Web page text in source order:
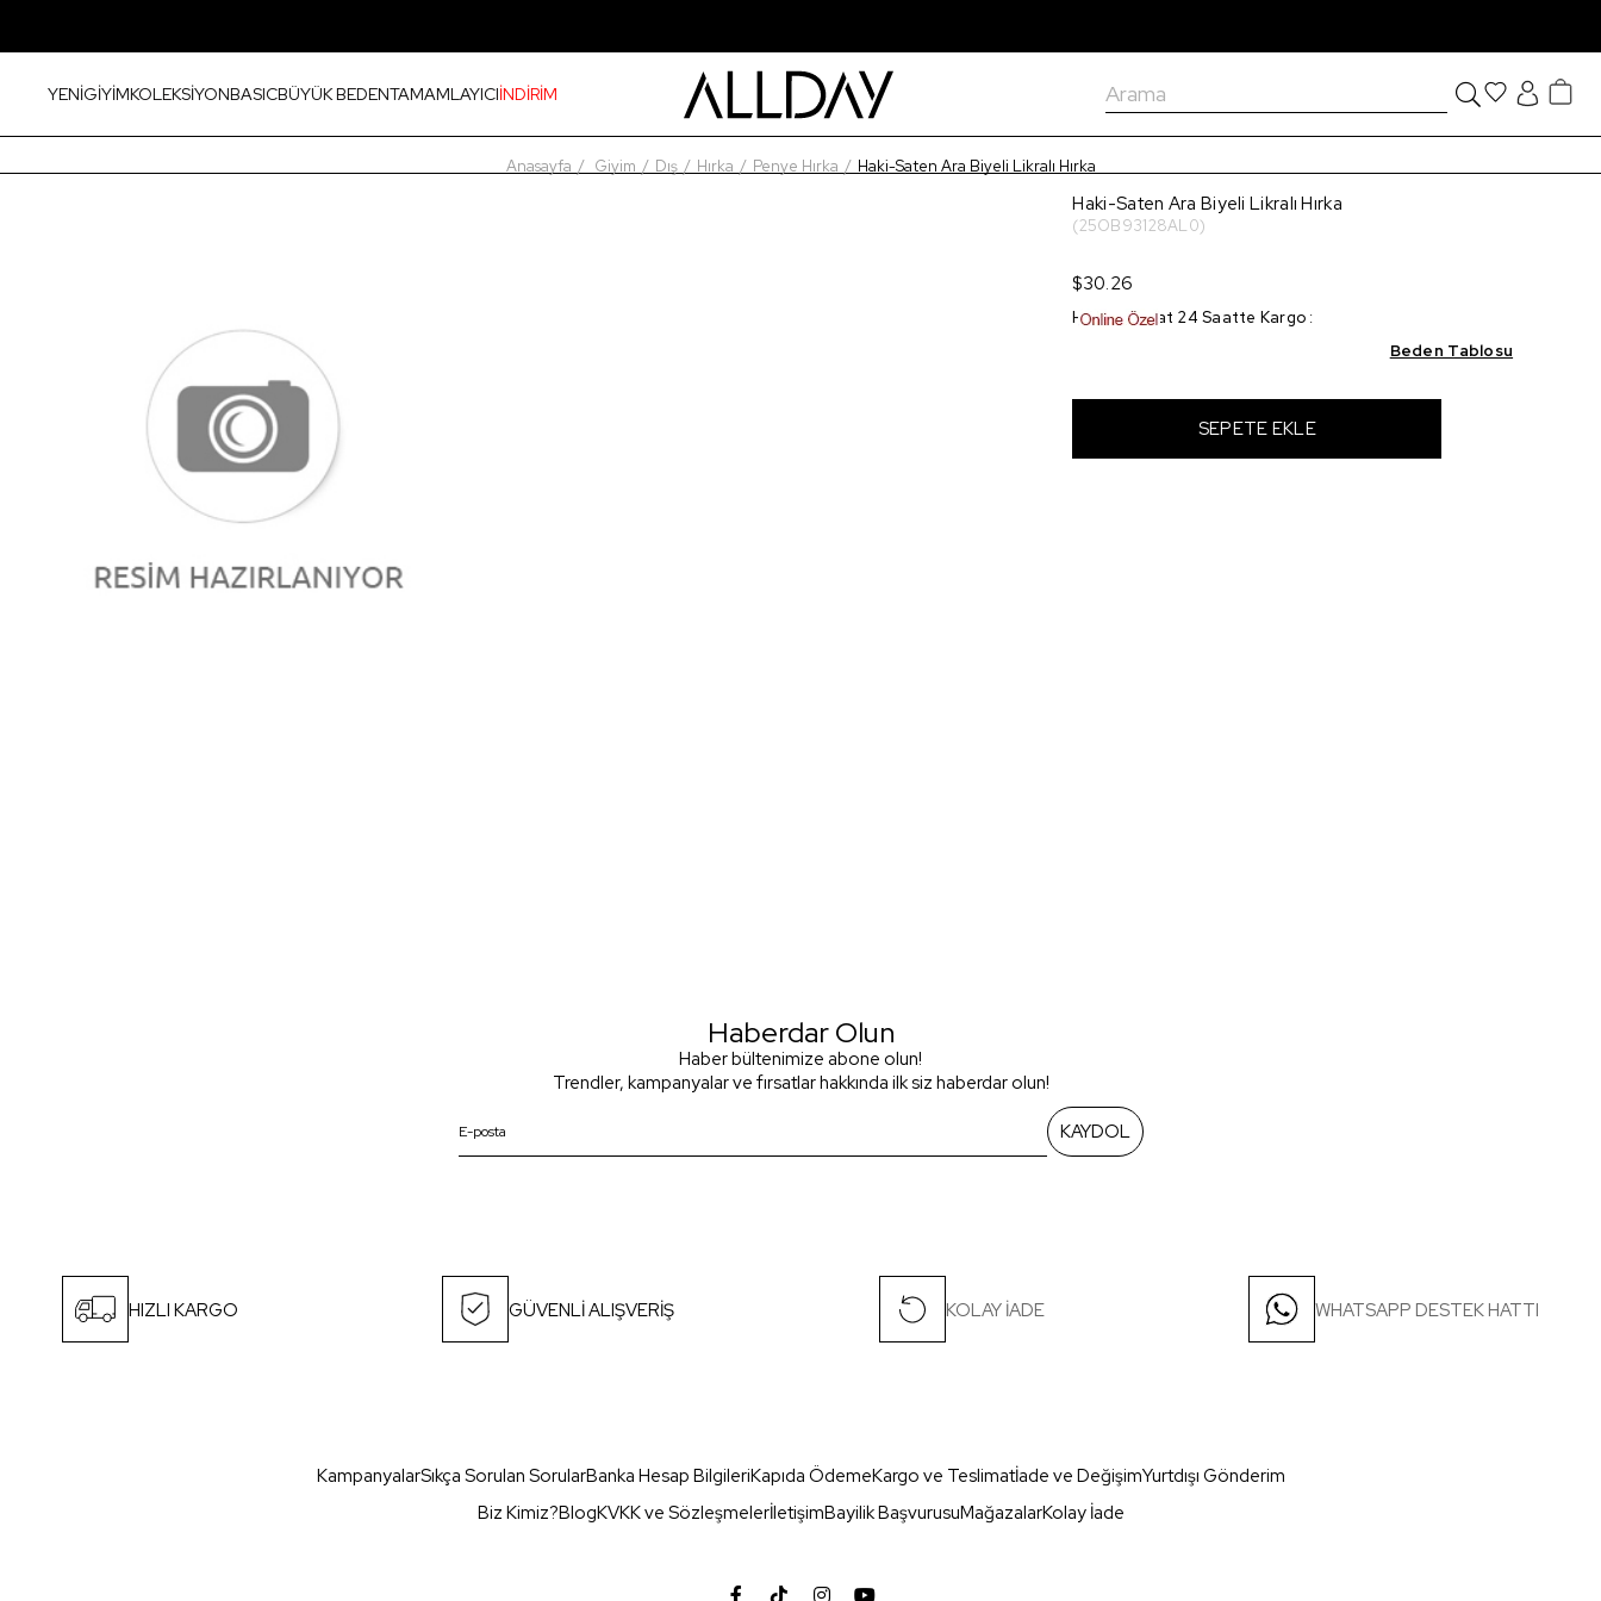
YENİGİYİMKOLEKSİYONBASICBÜYÜK BEDENTAMAMLAYICIİNDİRİM
Anasayfa Giyim Dış Hırka Penye Hırka Haki-Saten Ara Biyeli Likralı Hırka
Haki-Saten Ara Biyeli Likralı Hırka
(25OB93128AL0)
$30.26
Hızlı Teslimat 24 Saatte Kargo :
Beden Tablosu
Haberdar Olun
Haber bültenimize abone olun!
Trendler, kampanyalar ve fırsatlar hakkında ilk siz haberdar olun!
KAYDOL
HIZLI KARGO GÜVENLİ ALIŞVERİŞ KOLAY İADE WHATSAPP DESTEK HATTI
KampanyalarSıkça Sorulan SorularBanka Hesap BilgileriKapıda ÖdemeKargo ve Teslimatİade ve DeğişimYurtdışı Gönderim
Biz Kimiz?BlogKVKK ve SözleşmelerİletişimBayilik BaşvurusuMağazalarKolay İade